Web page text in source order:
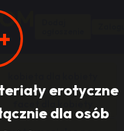
erotyczne
dla osób